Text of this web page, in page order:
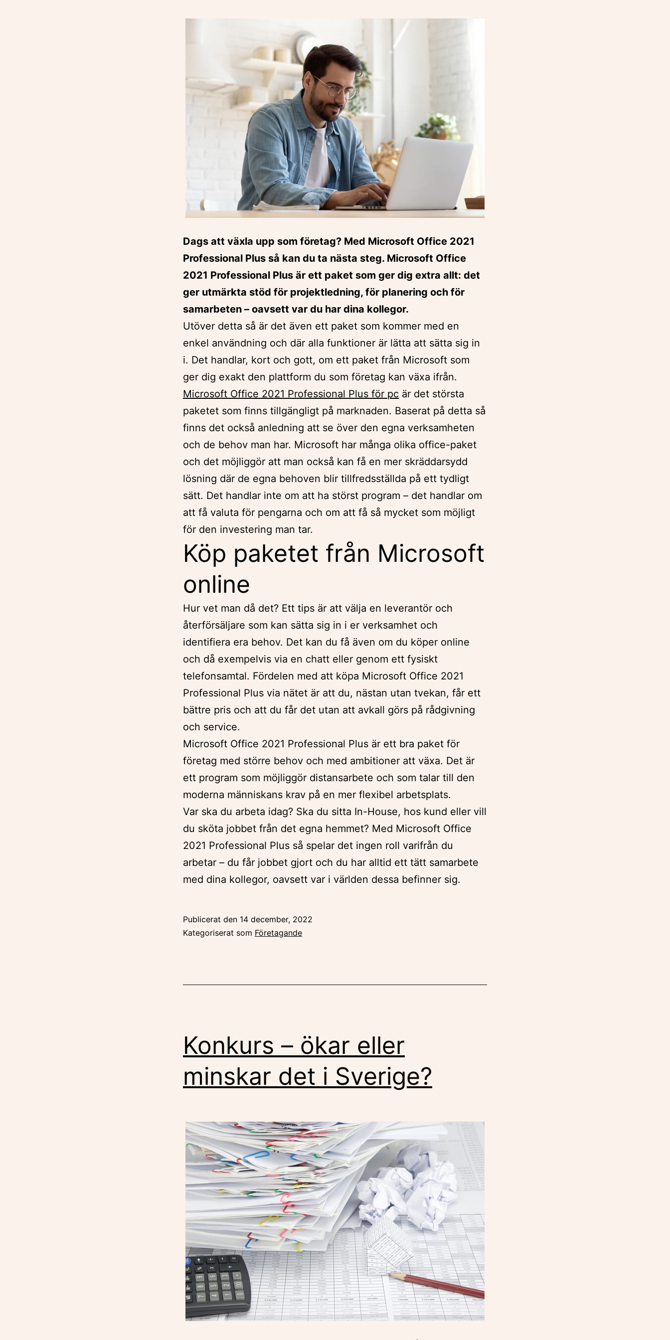
Dags att växla upp som företag? Med Microsoft Office 2021
Professional Plus så kan du ta nästa steg. Microsoft Office
2021 Professional Plus är ett paket som ger dig extra allt: det
ger utmärkta stöd för projektledning, för planering och för
samarbeten – oavsett var du har dina kollegor.
Utöver detta så är det även ett paket som kommer med en
enkel användning och där alla funktioner är lätta att sätta sig in
i. Det handlar, kort och gott, om ett paket från Microsoft som
ger dig exakt den plattform du som företag kan växa ifrån.
Microsoft Office 2021 Professional Plus för pc är det största
paketet som finns tillgängligt på marknaden. Baserat på detta så
finns det också anledning att se över den egna verksamheten
och de behov man har. Microsoft har många olika office-paket
och det möjliggör att man också kan få en mer skräddarsydd
lösning där de egna behoven blir tillfredsställda på ett tydligt
sätt. Det handlar inte om att ha störst program – det handlar om
att få valuta för pengarna och om att få så mycket som möjligt
för den investering man tar.
Köp paketet från Microsoft
online
Hur vet man då det? Ett tips är att välja en leverantör och
återförsäljare som kan sätta sig in i er verksamhet och
identifiera era behov. Det kan du få även om du köper online
och då exempelvis via en chatt eller genom ett fysiskt
telefonsamtal. Fördelen med att köpa Microsoft Office 2021
Professional Plus via nätet är att du, nästan utan tvekan, får ett
bättre pris och att du får det utan att avkall görs på rådgivning
och service.
Microsoft Office 2021 Professional Plus är ett bra paket för
företag med större behov och med ambitioner att växa. Det är
ett program som möjliggör distansarbete och som talar till den
moderna människans krav på en mer flexibel arbetsplats.
Var ska du arbeta idag? Ska du sitta In-House, hos kund eller vill
du sköta jobbet från det egna hemmet? Med Microsoft Office
2021 Professional Plus så spelar det ingen roll varifrån du
arbetar – du får jobbet gjort och du har alltid ett tätt samarbete
med dina kollegor, oavsett var i världen dessa befinner sig.
Publicerat den 14 december, 2022
Kategoriserat som Företagande
Konkurs – ökar eller
minskar det i Sverige?